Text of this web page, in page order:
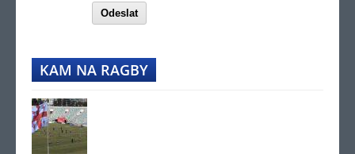
Odeslat
KAM NA RAGBY